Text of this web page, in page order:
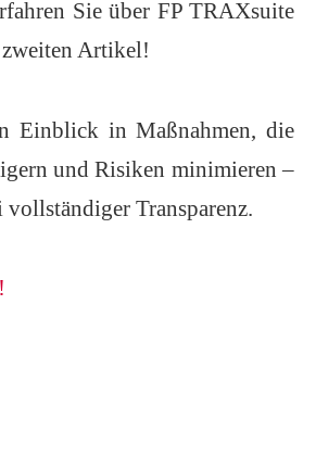
Sie über FP TRAXsuite
Artikel!
Einblick in Maßnahmen, die
und Risiken minimieren –
vollständiger Transparenz.